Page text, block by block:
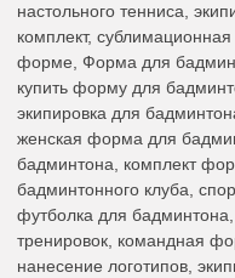
настольного тенниса,
комплект,
форме, Форма для
купить форму для
экипировка для
женская форма для
бадминтона, комплект
бадминтонного клуба,
футболка для
тренировок, командная
нанесение логотипов,